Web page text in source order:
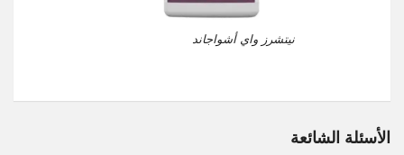
نيتشرز واي أشواجاند
الأسئلة الشائعة